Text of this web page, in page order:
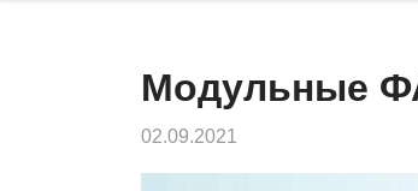
Модульные
02.09.2021